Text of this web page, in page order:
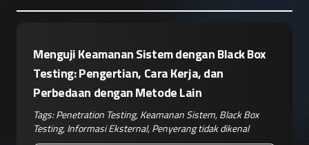
Menguji Keamanan Sistem dengan Black Box
Testing: Pengertian, Cara Kerja, dan
Perbedaan dengan Metode Lain
Tags:Penetration Testing,Keamanan Sistem,Black Box
Testing,Informasi Eksternal,Penyerang tidak dikenal